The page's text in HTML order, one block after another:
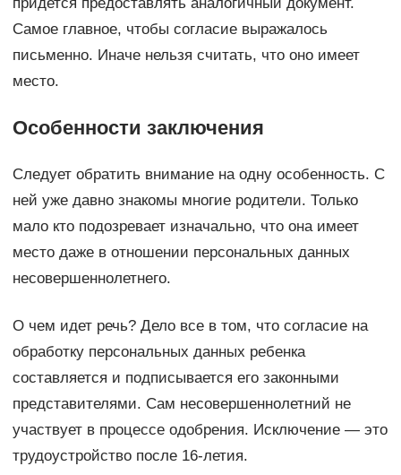
придется предоставлять аналогичный документ.
Самое главное, чтобы согласие выражалось
письменно. Иначе нельзя считать, что оно имеет
место.
Особенности заключения
Следует обратить внимание на одну особенность. С
ней уже давно знакомы многие родители. Только
мало кто подозревает изначально, что она имеет
место даже в отношении персональных данных
несовершеннолетнего.
О чем идет речь? Дело все в том, что согласие на
обработку персональных данных ребенка
составляется и подписывается его законными
представителями. Сам несовершеннолетний не
участвует в процессе одобрения. Исключение — это
трудоустройство после 16-летия.